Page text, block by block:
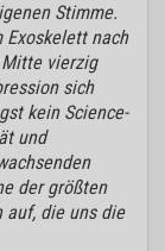
Stimme.
nach
Mitte vierzig
sich
kein Science-
und
der größten
auf, die uns die